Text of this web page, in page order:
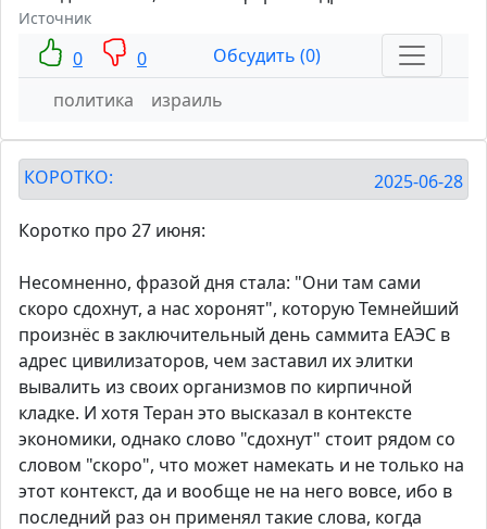
Источник
0 0
Обсудить (0)
политика
израиль
КОРОТКО: 2025-06-28
Коротко про 27 июня:
Несомненно, фразой дня стала: "Они там сами
скоро сдохнут, а нас хоронят", которую Темнейший
произнёс в заключительный день саммита ЕАЭС в
адрес цивилизаторов, чем заставил их элитки
вывалить из своих организмов по кирпичной
кладке. И хотя Теран это высказал в контексте
экономики, однако слово "сдохнут" стоит рядом со
словом "скоро", что может намекать и не только на
этот контекст, да и вообще не на него вовсе, ибо в
последний раз он применял такие слова, когда